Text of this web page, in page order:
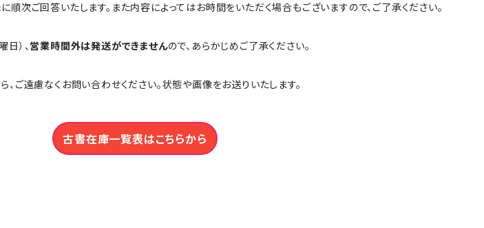
に順次ご回答いたします。また内容によってはお時間をいただく場合もございますので、ご了承ください。
）、 営業時間外は発送ができませんので、あらかじめご了承ください。
ご遠慮なくお問い合わせください。状態や画像をお送りいたします。
古書在庫一覧表はこちらから